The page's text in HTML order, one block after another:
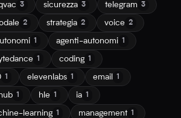
3 sicurezza 3 telegram 3
2 strategia 2 voice 2
1 agenti-autonomi 1
1 coding 1
1 elevenlabs 1 email 1
1 hle 1 ia 1
learning 1 management 1